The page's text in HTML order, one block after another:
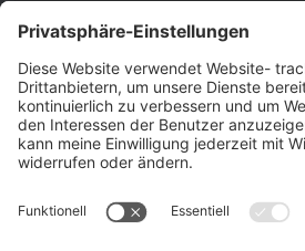
Impressum
Impressum
Cookie-Richtlinie (EU)